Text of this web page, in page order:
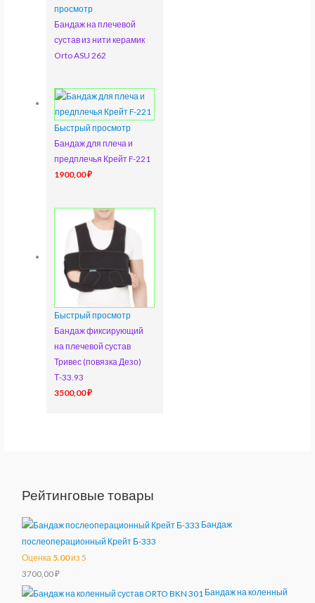
просмотр
Бандаж на плечевой
сустав из нити керамик
Orto ASU 262
Быстрый просмотр
Бандаж для плеча и
предплечья Крейт F-221
1900,00₽
Быстрый просмотр
Бандаж фиксирующий
на плечевой сустав
Тривес (повязка Дезо)
Т-33.93
3500,00₽
Рейтинговые товары
Бандаж
послеоперационный Крейт Б-333
Оценка 5.00из 5
3700,00₽
Бандаж на коленный